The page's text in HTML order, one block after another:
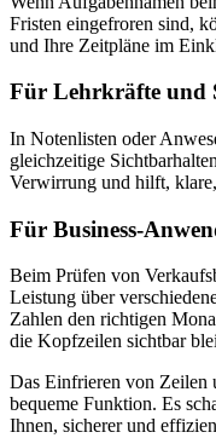
Fristen eingefroren sind,
und Ihre Zeitpläne im
Für Lehrkräfte und
In Notenlisten oder
gleichzeitige
Verwirrung und hilft,
Für Business-
Beim Prüfen von
Leistung über
Zahlen den richtigen
die Kopfzeilen sichtbar
Das Einfrieren von Zeilen
bequeme Funktion. Es
Ihnen, sicherer und